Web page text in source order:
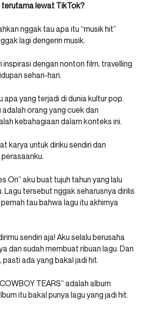
terutama lewat TikTok?
nggak tau apa itu “musik hit”
lagi dengerin musik.
inspirasi dengan nonton film, travelling
sehari-hari.
apa yang terjadi di dunia kultur pop.
adalah orang yang cuek dan
kebahagiaan dalam konteks ini.
karya untuk diriku sendiri dan
On” aku buat tujuh tahun yang lalu
Lagu tersebut nggak seharusnya dirilis
tau bahwa lagu itu akhirnya
sendiri aja! Aku selalu berusaha
dan sudah membuat ribuan lagu. Dan
pasti ada yang bakal jadi hit.
TEARS” adalah album
itu bakal punya lagu yang jadi hit.